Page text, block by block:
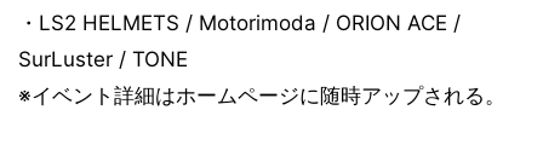
・LS2 HELMETS / Motorimoda / ORION ACE /
SurLuster / TONE
※イベント詳細はホームページに随時アップされる。